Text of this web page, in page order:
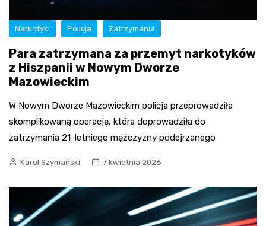
Narkotyki Policja Zatrzymania
Para zatrzymana za przemyt narkotyków
z Hiszpanii w Nowym Dworze
Mazowieckim
W Nowym Dworze Mazowieckim policja przeprowadziła
skomplikowaną operację, która doprowadziła do
zatrzymania 21-letniego mężczyzny podejrzanego
Karol Szymański 7 kwietnia 2026